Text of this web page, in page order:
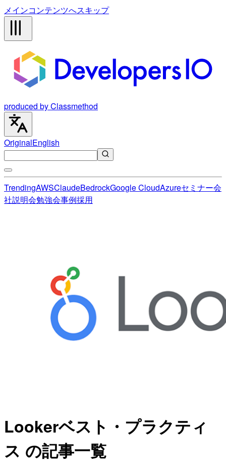
メインコンテンツへスキップ
produced by Classmethod
OriginalEnglish
TrendingAWSClaudeBedrockGoogle CloudAzureセミナー会
社説明会勉強会事例採用
Lookerベスト・プラクティ
ス の記事一覧